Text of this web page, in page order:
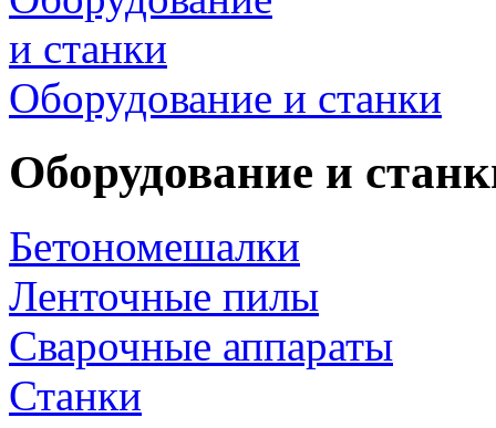
Оборудование и станки
Оборудование и
Бетономешалки
Ленточные пилы
Сварочные аппараты
Станки